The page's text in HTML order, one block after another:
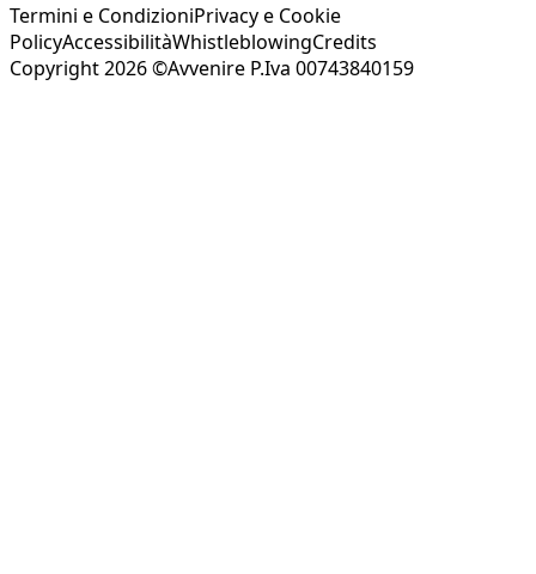
Termini e CondizioniPrivacy e Cookie
PolicyAccessibilitàWhistleblowingCredits
Copyright 2026 ©Avvenire P.Iva 00743840159